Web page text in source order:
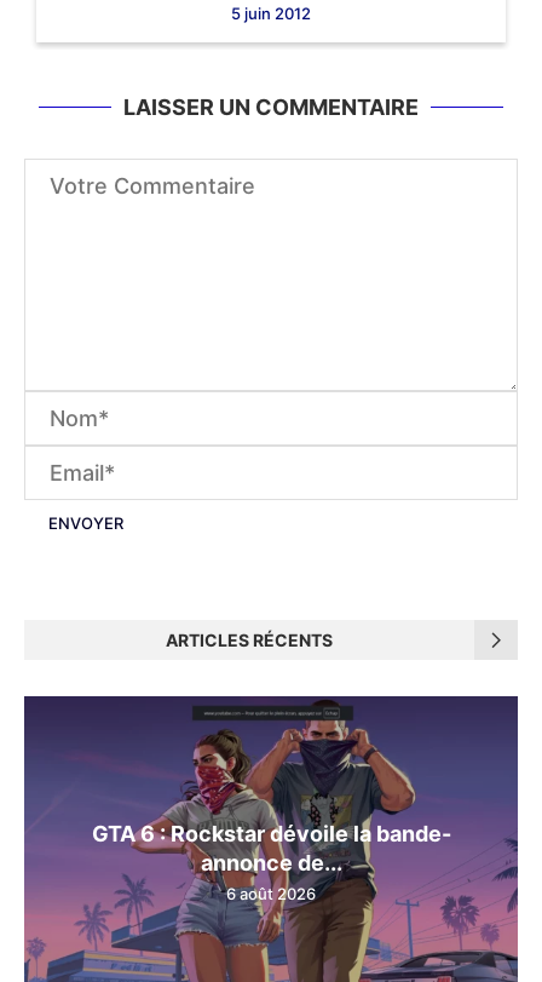
5 juin 2012
LAISSER UN COMMENTAIRE
ARTICLES RÉCENTS
GTA 6 : Rockstar dévoile la bande-
annonce de...
6 août 2026